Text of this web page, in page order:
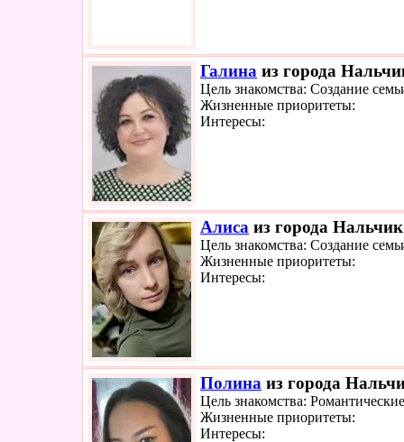
Галина из города
Цель знакомства: Создание
Жизненные приоритеты:
Интересы:
Алиса из города
Цель знакомства: Создание
Жизненные приоритеты:
Интересы:
Полина из города
Цель знакомства:
Жизненные приоритеты:
Интересы: